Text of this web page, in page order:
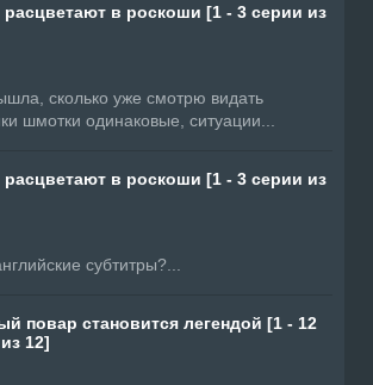
в роскоши [1 - 3 серии из
сколько уже смотрю видать
шмотки одинаковые, ситуации...
в роскоши [1 - 3 серии из
субтитры?...
повар становится легендой [1 - 12
12]